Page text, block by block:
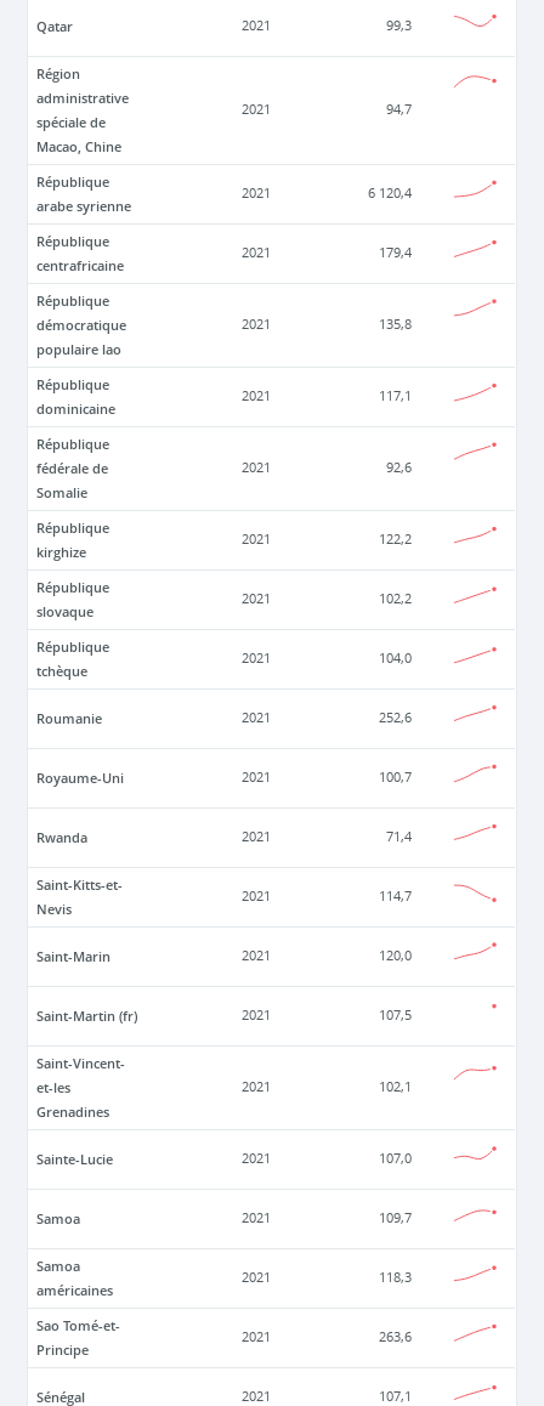
Qatar 2021 99,3
Région
administrative
spéciale de
Macao, Chine
2021 94,7
République
arabe syrienne
2021 6 120,4
République
centrafricaine
2021 179,4
République
démocratique
populaire lao
2021 135,8
République
dominicaine
2021 117,1
République
fédérale de
Somalie
2021 92,6
République
kirghize
2021 122,2
République
slovaque
2021 102,2
République
tchèque
2021 104,0
Roumanie 2021 252,6
Royaume-Uni 2021 100,7
Rwanda 2021 71,4
Saint-Kitts-et-
Nevis
2021 114,7
Saint-Marin 2021 120,0
Saint-Martin (fr) 2021 107,5
Saint-Vincent-
et-les
Grenadines
2021 102,1
Sainte-Lucie 2021 107,0
Samoa 2021 109,7
Samoa
américaines
2021 118,3
Sao Tomé-et-
Principe
2021 263,6
Sénégal 2021 107,1